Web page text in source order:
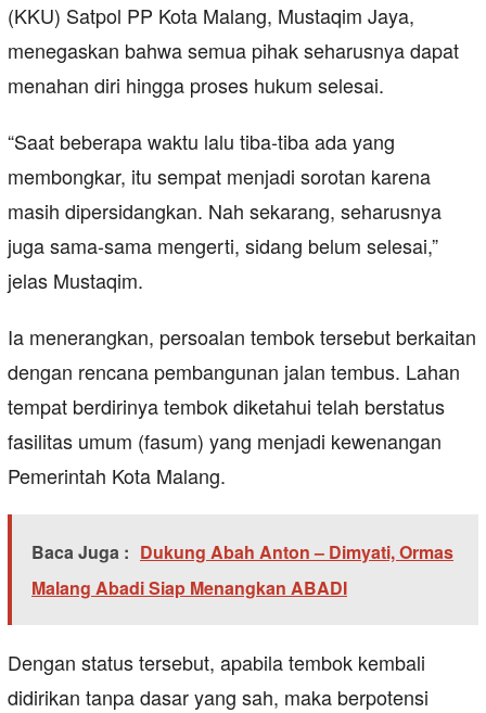
(KKU) Satpol PP Kota Malang, Mustaqim Jaya,
menegaskan bahwa semua pihak seharusnya dapat
menahan diri hingga proses hukum selesai.
“Saat beberapa waktu lalu tiba-tiba ada yang
membongkar, itu sempat menjadi sorotan karena
masih dipersidangkan. Nah sekarang, seharusnya
juga sama-sama mengerti, sidang belum selesai,”
jelas Mustaqim.
Ia menerangkan, persoalan tembok tersebut berkaitan
dengan rencana pembangunan jalan tembus. Lahan
tempat berdirinya tembok diketahui telah berstatus
fasilitas umum (fasum) yang menjadi kewenangan
Pemerintah Kota Malang.
Baca Juga : Dukung Abah Anton – Dimyati, Ormas
Malang Abadi Siap Menangkan ABADI
Dengan status tersebut, apabila tembok kembali
didirikan tanpa dasar yang sah, maka berpotensi